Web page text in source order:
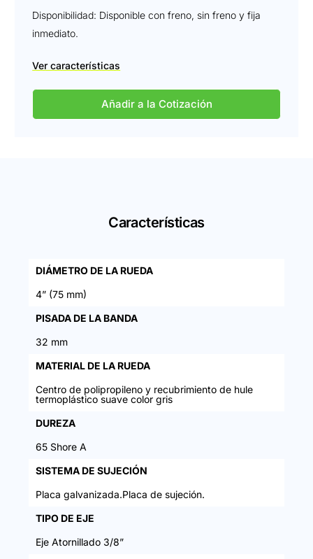
Disponibilidad: Disponible con freno, sin freno y fija
inmediato.
Ver características
Añadir a la Cotización
Características
DIÁMETRO DE LA RUEDA
4” (75 mm)
PISADA DE LA BANDA
32 mm
MATERIAL DE LA RUEDA
Centro de polipropileno y recubrimiento de hule
termoplástico suave color gris
DUREZA
65 Shore A
SISTEMA DE SUJECIÓN
Placa galvanizada.Placa de sujeción.
TIPO DE EJE
Eje Atornillado 3/8”